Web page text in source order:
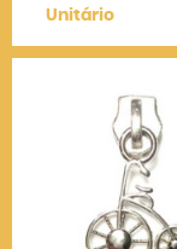
Unitário